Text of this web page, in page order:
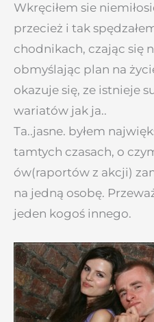
Wkręciłem sie
przecież i tak
chodnikach, czając się
obmyślając plan na
okazuje się, ze istnieje
wariatów jak ja..
Ta..jasne. byłem
tamtych czasach, o
ów(raportów z akcji)
na jedną osobę.
jeden kogoś innego.